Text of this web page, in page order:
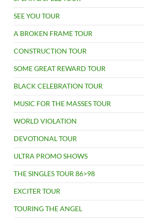
SEE YOU TOUR
A BROKEN FRAME TOUR
CONSTRUCTION TOUR
SOME GREAT REWARD TOUR
BLACK CELEBRATION TOUR
MUSIC FOR THE MASSES TOUR
WORLD VIOLATION
DEVOTIONAL TOUR
ULTRA PROMO SHOWS
THE SINGLES TOUR 86>98
EXCITER TOUR
TOURING THE ANGEL